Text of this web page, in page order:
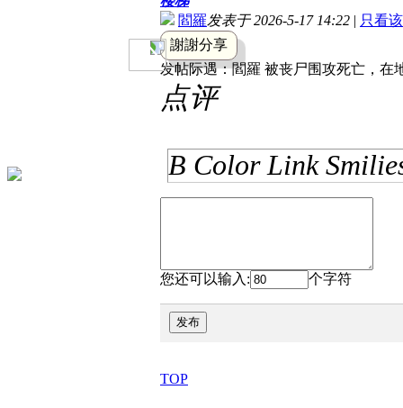
閻羅发表于 2026-5-17 14:22 | 只看
謝謝分享
发帖际遇：閻羅 被丧尸围攻死亡，在
点评
B Color Link
您还可以输入: 个字符
发布
TOP